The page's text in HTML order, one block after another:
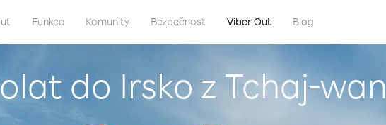
Funkce Komunity Bezpečnost Viber Out Blog
do Irsko z Tchaj-wan